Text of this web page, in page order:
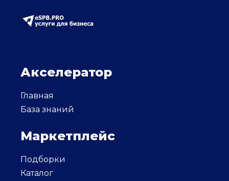
Акселератор
Главная
База знаний
Маркетплейс
Подборки
Каталог